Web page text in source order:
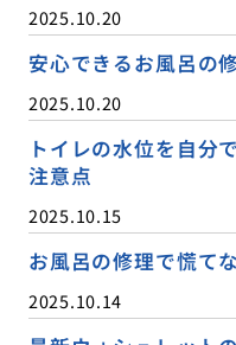
2025.10.20
安心できるお風呂の
2025.10.20
トイレの水位を自分
注意点
2025.10.15
お風呂の修理で慌て
2025.10.14